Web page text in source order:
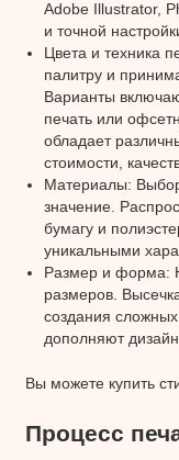
Adobe Illustrator,
и точной
Цвета и техника
палитру и
Варианты
печать или
обладает
стоимости,
Материалы:
значение.
бумагу и
уникальными
Размер и форма:
размеров.
создания
дополняют дизайн.
Вы можете купить
Процесс